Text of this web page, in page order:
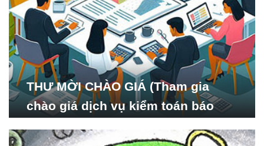
THƯ MỜI CHÀO GIÁ (Tham gia
chào giá dịch vụ kiểm toán báo